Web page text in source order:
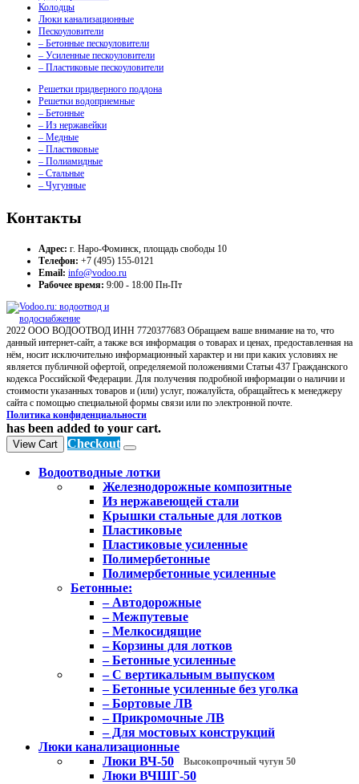
Колодцы
Люки канализационные
Пескоуловители
– Бетонные пескоуловители
– Усиленные пескоуловители
– Пластиковые пескоуловители
Решетки придверного поддона
Решетки водоприемные
– Бетонные
– Из нержавейки
– Медные
– Пластиковые
– Полиамидные
– Стальные
– Чугунные
Контакты
Адрес: г. Наро-Фоминск, площадь свободы 10
Телефон: +7 (495) 155-0121
Email: info@vodoo.ru
Рабочее время: 9:00 - 18:00 Пн-Пт
2022 ООО ВОДООТВОД ИНН 7720377683 Обращаем ваше внимание на то, что
данный интернет-сайт, а также вся информация о товарах и ценах, предоставленная на
нём, носит исключительно информационный характер и ни при каких условиях не
является публичной офертой, определяемой положениями Статьи 437 Гражданского
кодекса Российской Федерации. Для получения подробной информации о наличии и
стоимости указанных товаров и (или) услуг, пожалуйста, обращайтесь к менеджеру
сайта с помощью специальной формы связи или по электронной почте.
Политика конфиденциальности
has been added to your cart.
View Cart Checkout
Водоотводные лотки
Железнодорожные композитные
Из нержавеющей стали
Крышки стальные для лотков
Пластиковые
Пластиковые усиленные
Полимербетонные
Полимербетонные усиленные
Бетонные:
– Автодорожные
– Межпутевые
– Мелкосидящие
– Корзины для лотков
– Бетонные усиленные
– С вертикальным выпуском
– Бетонные усиленные без уголка
– Бортовые ЛВ
– Прикромочные ЛВ
– Для мостовых конструкций
Люки канализационные
Люки ВЧ-50
Высокопрочный чугун 50
Люки ВЧШГ-50